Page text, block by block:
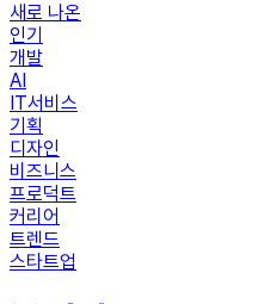
새로 나온
인기
개발
AI
IT서비스
기획
디자인
비즈니스
프로덕트
커리어
트렌드
스타트업